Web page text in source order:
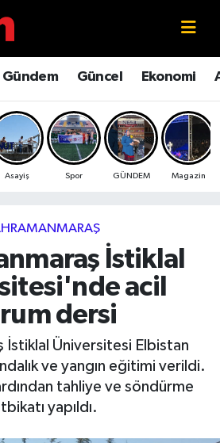
Gündem Güncel Ekonomi
Asayiş Spor GÜNDEM Magazin
İstiklal
acil
dersi
İstiklal Üniversitesi Elbistan
ve yangın eğitimi verildi.
tahliye ve söndürme
yapıldı.
Sokak Röportajları
Nöbetçi Eczaneler
Hava Durumu
Namaz Vakitleri
Trafik Yoğunluk Haritası
Durumu ve Fikstür